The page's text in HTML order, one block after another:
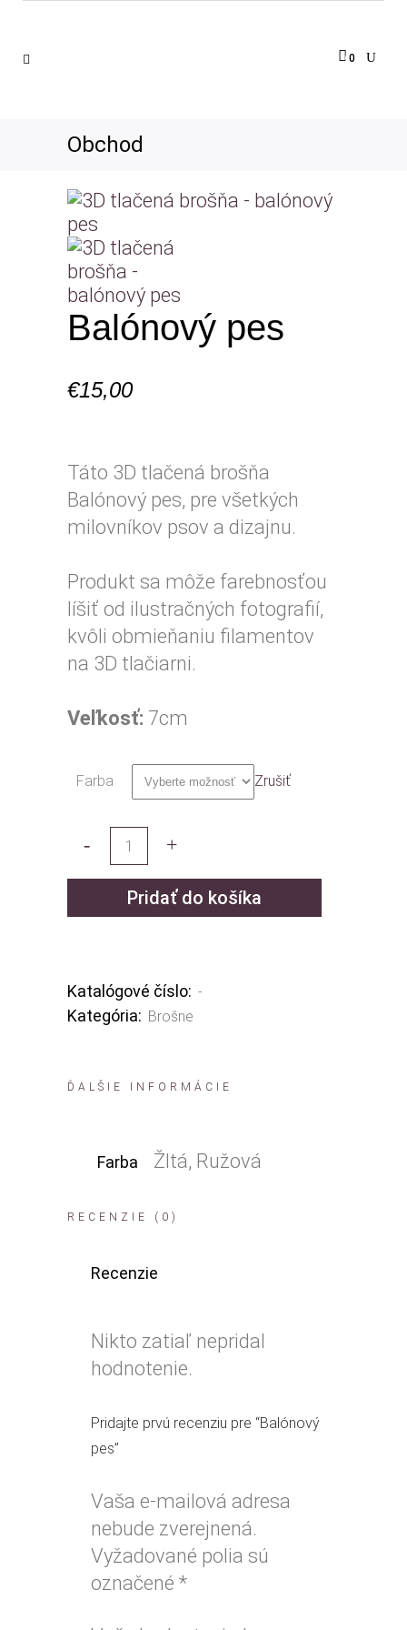
0
Obchod
Balónový pes
€15,00
Táto 3D tlačená brošňa
Balónový pes, pre všetkých
milovníkov psov a dizajnu.
Produkt sa môže farebnosťou
líšiť od ilustračných fotografií,
kvôli obmieňaniu filamentov
na 3D tlačiarni.
Veľkosť: 7cm
Farba Zrušiť
Pridať do košíka
Katalógové číslo: -
Kategória: Brošne
ĎALŠIE INFORMÁCIE
Farba Žltá, Ružová
RECENZIE (0)
Recenzie
Nikto zatiaľ nepridal
hodnotenie.
Pridajte prvú recenziu pre “Balónový
pes”
Vaša e-mailová adresa
nebude zverejnená.
Vyžadované polia sú
označené *